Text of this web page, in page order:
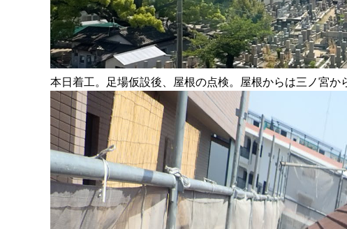
本日着工。足場仮設後、屋根の点検。屋根からは三ノ宮か